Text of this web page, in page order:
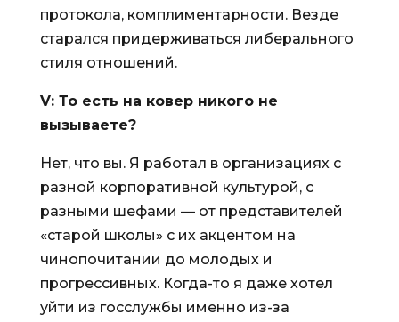
протокола, комплиментарности. Везде
старался придерживаться либерального
стиля отношений.
V: То есть на ковер никого не
вызываете?
Нет, что вы. Я работал в организациях с
разной корпоративной культурой, с
разными шефами — от представителей
«старой школы» с их акцентом на
чинопочитании до молодых и
прогрессивных. Когда-то я даже хотел
уйти из госслужбы именно из-за